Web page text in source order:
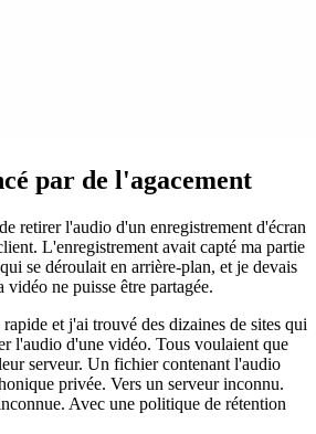
par de l'agacement
retirer l'audio d'un enregistrement d'écran
L'enregistrement avait capté ma partie
se déroulait en arrière-plan, et je devais
ne puisse être partagée.
et j'ai trouvé des dizaines de sites qui
l'audio d'une vidéo. Tous voulaient que
serveur. Un fichier contenant l'audio
privée. Vers un serveur inconnu.
Avec une politique de rétention